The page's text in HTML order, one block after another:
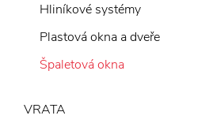
Hliníkové systémy
Plastová okna a dveře
Špaletová okna
VRATA